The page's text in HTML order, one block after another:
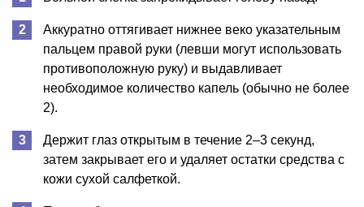
Аккуратно оттягивает нижнее веко указательным
пальцем правой руки (левши могут использовать
противоположную руку) и выдавливает
необходимое количество капель (обычно не более
2).
Держит глаз открытым в течение 2–3 секунд,
затем закрывает его и удаляет остатки средства с
кожи сухой салфеткой.